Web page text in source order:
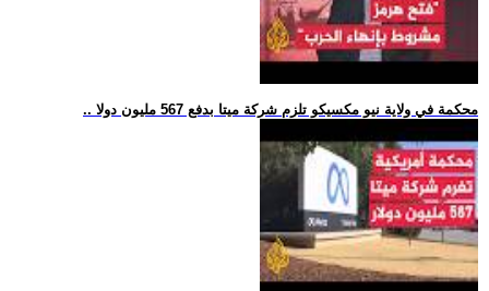
.. محكمة في ولاية نيو مكسيكو تلزم شركة ميتا بدفع 567 مليون دولا